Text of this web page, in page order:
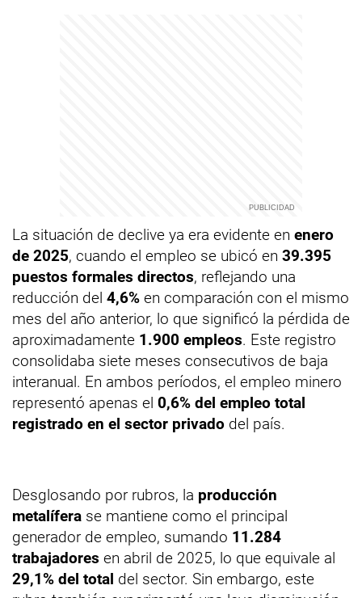
La situación de declive ya era evidente en enero
de 2025, cuando el empleo se ubicó en 39.395
puestos formales directos, reflejando una
reducción del 4,6% en comparación con el mismo
mes del año anterior, lo que significó la pérdida de
aproximadamente 1.900 empleos. Este registro
consolidaba siete meses consecutivos de baja
interanual. En ambos períodos, el empleo minero
representó apenas el 0,6% del empleo total
registrado en el sector privado del país.
Desglosando por rubros, la producción
metalífera se mantiene como el principal
generador de empleo, sumando 11.284
trabajadores en abril de 2025, lo que equivale al
29,1% del total del sector. Sin embargo, este